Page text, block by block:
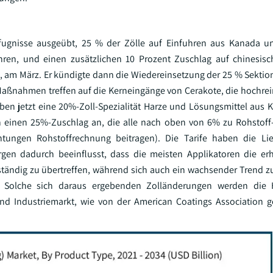
ausgeübt, 25 % der Zölle auf Einfuhren aus Kanada
und einen zusätzlichen 10 Prozent Zuschlag auf
März. Er kündigte dann die Wiedereinsetzung der 25 %
treffen auf die Kerneingänge von Cerakote, die
jetzt eine 20%-Zoll-Spezialität Harze und Lösungsmittel aus
25%-Zuschlag an, die alle nach oben von 6% zu
Rohstoffrechnung beitragen). Die Tarife haben die
dadurch beeinflusst, dass die meisten Applikatoren die
zu übertreffen, während sich auch ein wachsender Trend
sich daraus ergebenden Zolländerungen werden die
Industriemarkt, wie von der American Coatings Association